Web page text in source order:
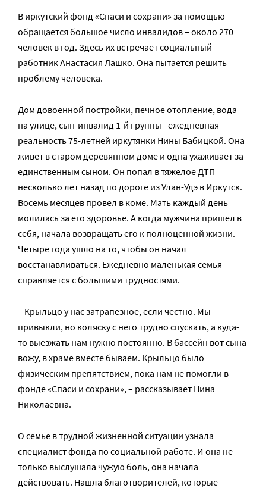
В иркутский фонд «Спаси и сохрани» за помощью
обращается большое число инвалидов – около 270
человек в год. Здесь их встречает социальный
работник Анастасия Лашко. Она пытается решить
проблему человека.
Дом довоенной постройки, печное отопление, вода
на улице, сын-инвалид 1-й группы –ежедневная
реальность 75-летней иркутянки Нины Бабицкой. Она
живет в старом деревянном доме и одна ухаживает за
единственным сыном. Он попал в тяжелое ДТП
несколько лет назад по дороге из Улан-Удэ в Иркутск.
Восемь месяцев провел в коме. Мать каждый день
молилась за его здоровье. А когда мужчина пришел в
себя, начала возвращать его к полноценной жизни.
Четыре года ушло на то, чтобы он начал
восстанавливаться. Ежедневно маленькая семья
справляется с большими трудностями.
– Крыльцо у нас затрапезное, если честно. Мы
привыкли, но коляску с него трудно спускать, а куда-
то выезжать нам нужно постоянно. В бассейн вот сына
вожу, в храме вместе бываем. Крыльцо было
физическим препятствием, пока нам не помогли в
фонде «Спаси и сохрани», – рассказывает Нина
Николаевна.
О семье в трудной жизненной ситуации узнала
специалист фонда по социальной работе. И она не
только выслушала чужую боль, она начала
действовать. Нашла благотворителей, которые